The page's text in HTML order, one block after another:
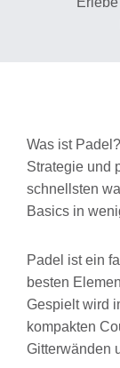
Was ist
Strategie und
schnellsten
Basics in
Padel ist ein
besten
Gespielt wird
kompakten
Gitterwänden